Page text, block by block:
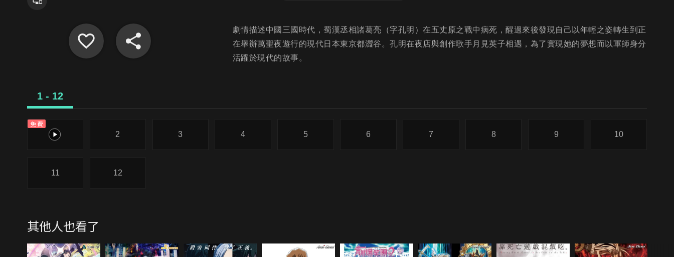
劇情描述中國三國時代，蜀漢丞相諸葛亮（字孔明）在五丈原之戰中病死，醒過來後發現自己以年輕之姿轉生到正
在舉辦萬聖夜遊行的現代日本東京都澀谷。孔明在夜店與創作歌手月見英子相遇，為了實現她的夢想而以軍師身分
活躍於現代的故事。
1 - 12
免費
1
2 3 4 5 6 7 8 9 10
11 12
其他人也看了